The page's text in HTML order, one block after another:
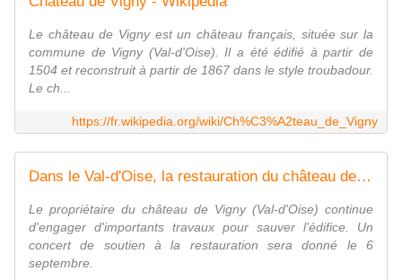
Le château de Vigny est un château français, située sur la
commune de Vigny (Val-d'Oise). Il a été édifié à partir de
1504 et reconstruit à partir de 1867 dans le style troubadour.
Le ch...
https://fr.wikipedia.org/wiki/Ch%C3%A2teau_de_Vigny
Dans le Val-d'Oise, la restauration du château de Vigny, un chantier de grande ampleur
Le propriétaire du château de Vigny (Val-d'Oise) continue
d'engager d'importants travaux pour sauver l'édifice. Un
concert de soutien à la restauration sera donné le 6
septembre.